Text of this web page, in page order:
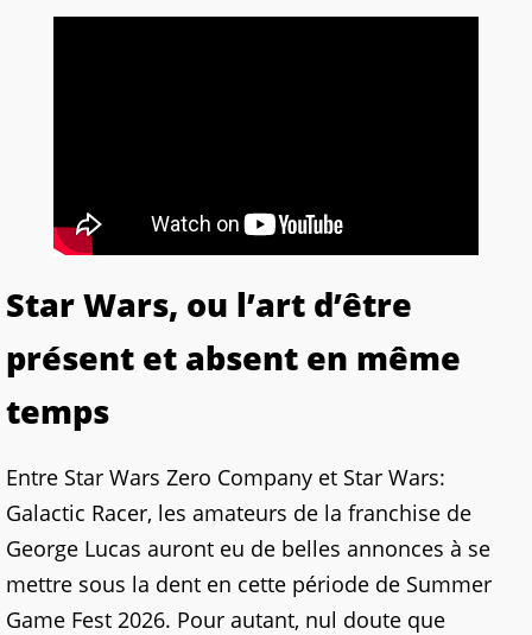
Star Wars, ou l’art d’être
présent et absent en même
temps
Entre Star Wars Zero Company et Star Wars:
Galactic Racer, les amateurs de la franchise de
George Lucas auront eu de belles annonces à se
mettre sous la dent en cette période de Summer
Game Fest 2026. Pour autant, nul doute que